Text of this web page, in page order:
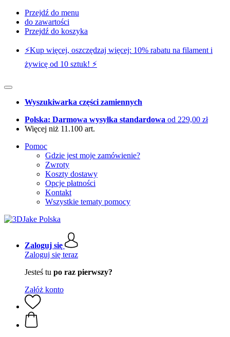
Przejdź do menu
do zawartości
Przejdź do koszyka
⚡️Kup więcej, oszczędzaj więcej: 10% rabatu na filament i
żywicę od 10 sztuk! ⚡️
Wyszukiwarka części zamiennych
Polska: Darmowa wysyłka standardowa od 229,00 zł
Więcej niż 11.100 art.
Pomoc
Gdzie jest moje zamówienie?
Zwroty
Koszty dostawy
Opcje płatności
Kontakt
Wszystkie tematy pomocy
Zaloguj się
Zaloguj się teraz
Jesteś tu po raz pierwszy?
Załóż konto